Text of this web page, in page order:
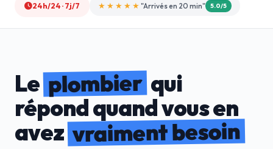
24h/24 · 7j/7 ★★★★☆ "Devis gratuit" 4.8/5
Leplombierqui
répond quand vous en
avezvraiment besoin